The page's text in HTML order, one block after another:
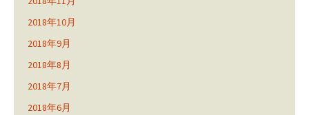
2018年10月
2018年9月
2018年8月
2018年7月
2018年6月